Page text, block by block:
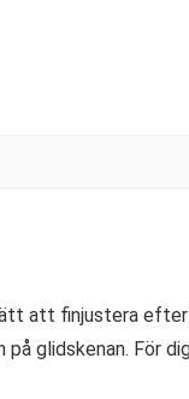
att finjustera
glidskenan. För